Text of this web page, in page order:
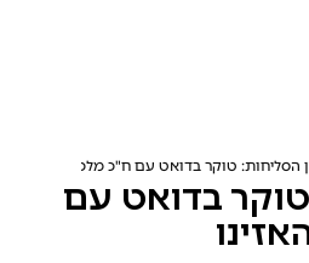
הסליחות: טוקר בדואט עם ח"כ מלכיאלי • האזינו
בדואט עם